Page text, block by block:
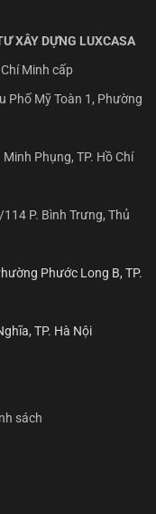
XÂY DỰNG LUXCASA
Minh cấp
Phố Mỹ Toàn 1, Phường
Phụng, TP. Hồ Chí
P. Bình Trưng, Thủ
Phước Long B, TP.
TP. Hà Nội
sách